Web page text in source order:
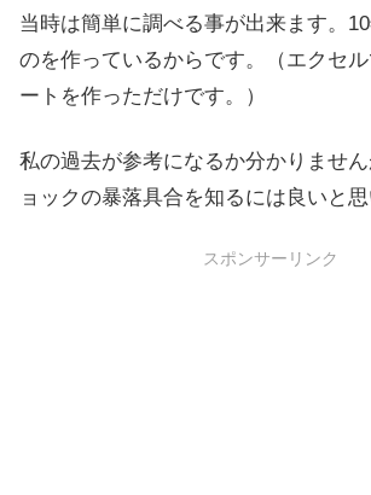
当時は簡単に調べる事が出来ます。
のを作っているからです。（エクセ
ートを作っただけです。）
私の過去が参考になるか分かりませ
ョックの暴落具合を知るには良いと思
スポンサーリンク